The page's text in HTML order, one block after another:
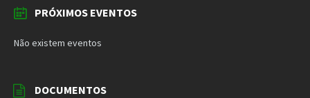
PRÓXIMOS EVENTOS
Não existem eventos
DOCUMENTOS